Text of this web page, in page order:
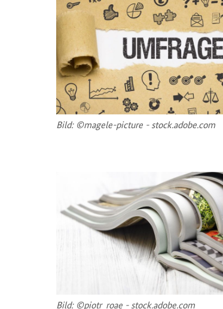
Bild: ©magele-​picture - stock.adobe.com
Bild: ©piotr_roae - stock.adobe.com